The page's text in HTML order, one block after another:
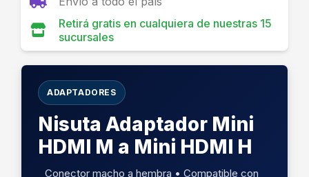
Retirá gratis en cualquiera de nuestras 15
sucursales
ADAPTADORES
Nisuta Adaptador Mini
HDMI M a Mini HDMI H
Conector macho a hembra • Compatible con